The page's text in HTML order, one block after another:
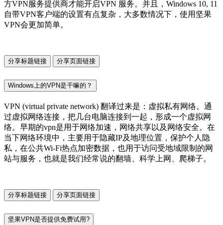
方VPN服务提供商才能开启VPN 服务。并且，Windows 10, 11
自带VPN客户端的设置有点复杂，大多数情况下，使用坚果
VPN会更加简单。
分享标题链接 分享页面链接
Windows上的VPN是干嘛的？
VPN (virtual private network) 翻译过来是：虚拟私有网络。通
过虚拟网络连接，把几台电脑连接到一起，形成一个虚拟网
络。早期的vpn是用于网络加速，网络共享以及网络安全。在
当下网络环境中，主要用于隐藏IP及地理位置，保护个人隐
私，在公共Wi-Fi热点加密数据，也用于访问受地域限制的网
站与服务，也就是我们经常说的翻墙、科学上网、爬梯子。
分享标题链接 分享页面链接
坚果VPN是否提供免费试用?